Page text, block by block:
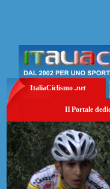
ItaliaCiclismo .net
Il Portale